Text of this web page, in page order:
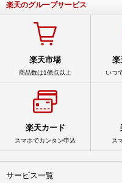
楽天のグループサービス
楽天市場
商品数は1億点以上
楽
いつ
楽天カード
スマホでカンタン申込 ス
サービス一覧